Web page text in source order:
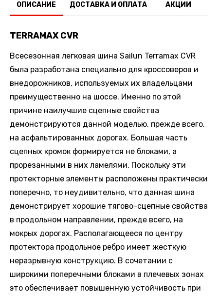
ОПИСАНИЕ ДОСТАВКА И ОПЛАТА АКЦИИ
TERRAMAX CVR
Всесезонная легковая шина Sailun Terramax CVR
была разработана специально для кроссоверов и
внедорожников, используемых их владельцами
преимущественно на шоссе. Именно по этой
причине наилучшие сцепные свойства
демонстрируются данной моделью, прежде всего,
на асфальтированных дорогах. Большая часть
сцепных кромок формируется не блоками, а
прорезанными в них ламелями. Поскольку эти
протекторные элементы расположены практически
поперечно, то неудивительно, что данная шина
демонстрирует хорошие тягово-сцепные свойства
в продольном направлении, прежде всего, на
мокрых дорогах. Располагающееся по центру
протектора продольное ребро имеет жесткую
неразрывную конструкцию. В сочетании с
широкими поперечными блоками в плечевых зонах
это обеспечивает повышенную устойчивость при